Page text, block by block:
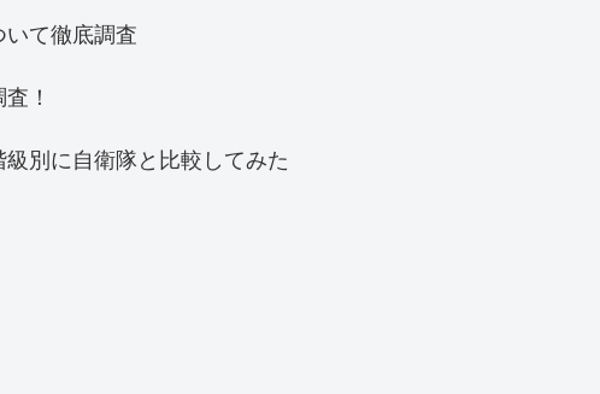
て徹底調査
！
別に自衛隊と比較してみた